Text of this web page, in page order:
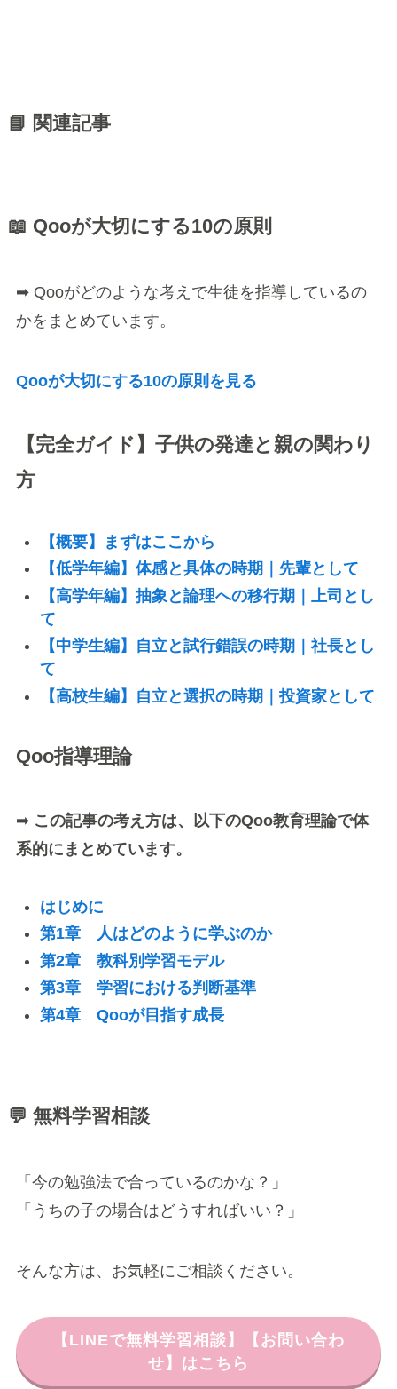
📘 関連記事
📖 Qooが大切にする10の原則
➡ Qooがどのような考えで生徒を指導しているの
かをまとめています。
Qooが大切にする10の原則を見る
【完全ガイド】子供の発達と親の関わり
方
【概要】まずはここから
【低学年編】体感と具体の時期｜先輩として
【高学年編】抽象と論理への移行期｜上司とし
て
【中学生編】自立と試行錯誤の時期｜社長とし
て
【高校生編】自立と選択の時期｜投資家として
Qoo指導理論
➡ この記事の考え方は、以下のQoo教育理論で体
系的にまとめています。
はじめに
第1章 人はどのように学ぶのか
第2章 教科別学習モデル
第3章 学習における判断基準
第4章 Qooが目指す成長
💬 無料学習相談
「今の勉強法で合っているのかな？」
「うちの子の場合はどうすればいい？」
そんな方は、お気軽にご相談ください。
【LINEで無料学習相談】【お問い合わ
せ】はこちら